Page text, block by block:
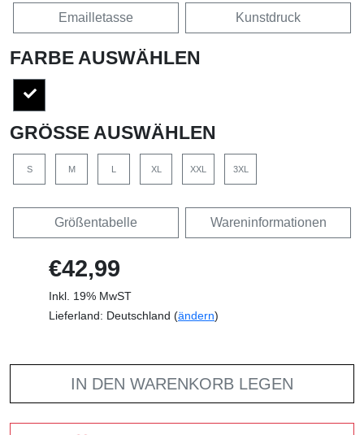
Emailletasse Kunstdruck
FARBE AUSWÄHLEN
GRÖSSE AUSWÄHLEN
S M L XL XXL 3XL
Größentabelle Wareninformationen
€42,99
Inkl. 19% MwST
Lieferland: Deutschland (ändern)
IN DEN WARENKORB LEGEN